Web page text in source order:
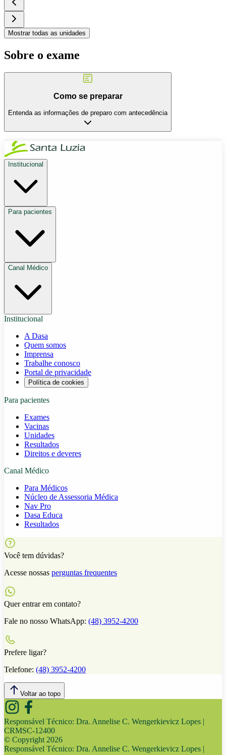
Mostrar todas as unidades
Sobre o exame
Como se preparar
Entenda as informações de preparo com antecedência
Institucional
Para pacientes
Canal Médico
Institucional
A Dasa
Quem somos
Imprensa
Trabalhe conosco
Portal de privacidade
Política de cookies
Para pacientes
Exames
Vacinas
Unidades
Resultados
Direitos e deveres
Canal Médico
Para Médicos
Núcleo de Assessoria Médica
Nav Pro
Dasa Educa
Resultados
Você tem dúvidas?
Acesse nossas perguntas frequentes
Quer entrar em contato?
Fale no nosso WhatsApp: (48) 3952-4200
Prefere ligar?
Telefone: (48) 3952-4200
Voltar ao topo
Responsável Técnico: Dra. Annelise C. Wengerkievicz Lopes |
CRMSC-12400
© Copyright2026
Responsável Técnico: Dra. Annelise C. Wengerkievicz Lopes |